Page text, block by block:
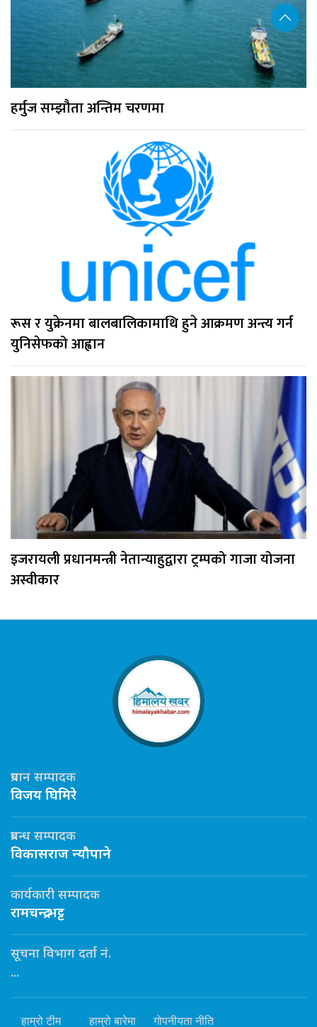
हर्मुज सम्झौता अन्तिम चरणमा
रूस र युक्रेनमा बालबालिकामाथि हुने आक्रमण अन्त्य गर्न
युनिसेफको आह्वान
इजरायली प्रधानमन्त्री नेतान्याहुद्वारा ट्रम्पको गाजा योजना
अस्वीकार
प्रधान सम्पादक
विजय घिमिरे
प्रबन्ध सम्पादक
विकासराज न्यौपाने
कार्यकारी सम्पादक
रामचन्द्र भट्ट
सूचना विभाग दर्ता नं.
...
हाम्रो टीम हाम्रो बारेमा गोपनीयता नीति